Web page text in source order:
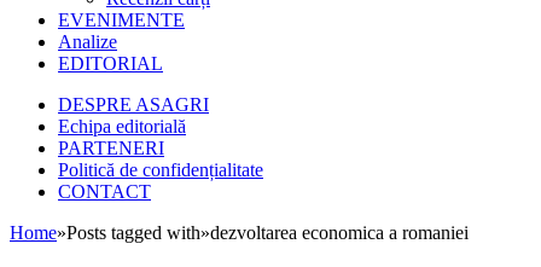
EVENIMENTE
Analize
EDITORIAL
DESPRE ASAGRI
Echipa editorială
PARTENERI
Politică de confidențialitate
CONTACT
Home»Posts tagged with»dezvoltarea economica a romaniei